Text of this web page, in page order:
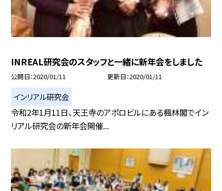
INREAL研究会のスタッフと一緒に新年会をしました
公開日 2020/01/11 更新日 2020/01/11
インリアル研究会
令和2年1月11日、天王寺のアポロビルにある楓林閣でイン
リアル研究会の新年会開催...